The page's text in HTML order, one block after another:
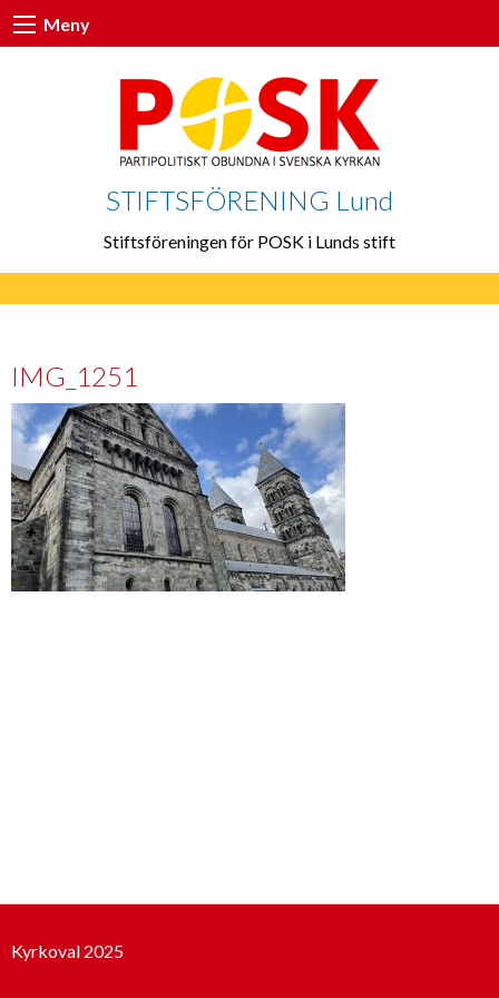
Meny
STIFTSFÖRENING Lund
Stiftsföreningen för POSK i Lunds stift
IMG_1251
Kyrkoval 2025